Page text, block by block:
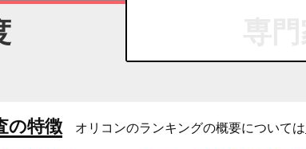
の特徴 オリコンのランキングの概要については